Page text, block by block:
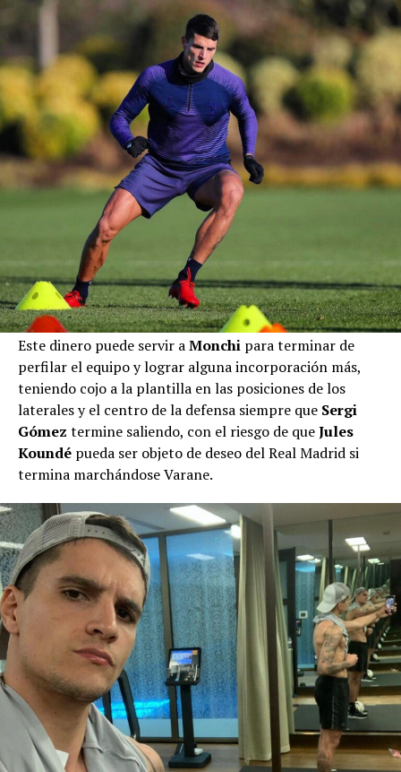
Este dinero puede servir aMonchi para terminar de
perfilar el equipo y lograr alguna incorporación más,
teniendo cojo a la plantilla en las posiciones de los
laterales y el centro de la defensa siempre que Sergi
Gómez termine saliendo, con el riesgo de queJules
Koundé pueda ser objeto de deseo del Real Madrid si
termina marchándose Varane.